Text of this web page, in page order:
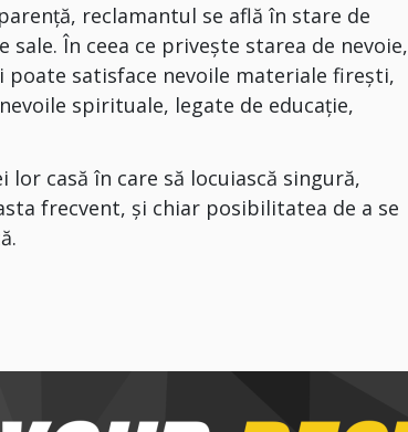
reclamantul se află în stare de
În ceea ce privește starea de nevoie,
poate satisface nevoile materiale firești,
spirituale, legate de educație,
casă în care să locuiască singură,
frecvent, și chiar posibilitatea de a se